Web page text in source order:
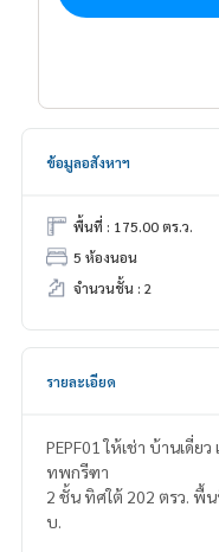
ข้อมูลอสังหาฯ
พื้นที่ : 175.00 ตร.ว.
5 ห้องนอน
จำนวนชั้น : 2
รายละเอียด
PEPF01 ให้เช่า บ้านเดี่ย
ทพกรีฑา
2 ชั้น ทิศใต้ 202 ตรว. พื้นที่ใ
บ.